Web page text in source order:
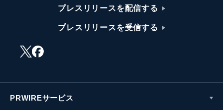
プレスリリースを配信する
プレスリリースを受信する
PRWIREサービス